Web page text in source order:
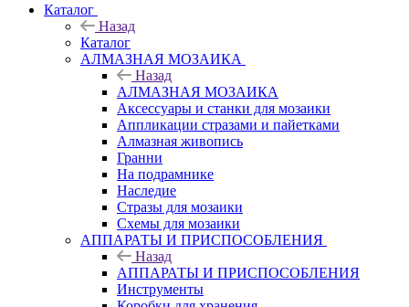
Каталог
Назад
Каталог
АЛМАЗНАЯ МОЗАИКА
Назад
АЛМАЗНАЯ МОЗАИКА
Аксессуары и станки для мозаики
Аппликации стразами и пайетками
Алмазная живопись
Гранни
На подрамнике
Наследие
Стразы для мозаики
Схемы для мозаики
АППАРАТЫ И ПРИСПОСОБЛЕНИЯ
Назад
АППАРАТЫ И ПРИСПОСОБЛЕНИЯ
Инструменты